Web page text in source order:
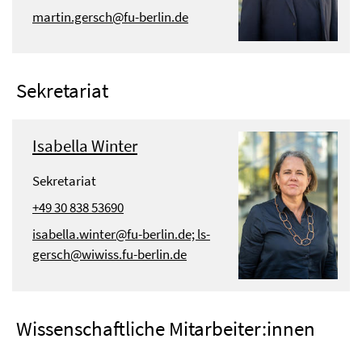
martin.gersch@fu-berlin.de
Sekretariat
Isabella Winter
Sekretariat
+49 30 838 53690
isabella.winter@fu-berlin.de; ls-
gersch@wiwiss.fu-berlin.de
Wissenschaftliche Mitarbeiter:innen